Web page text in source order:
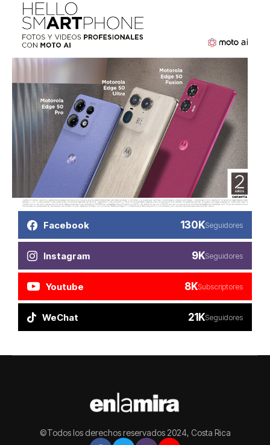
Facebook 130KSeguidores
Instagram 9KSeguidores
Youtube 8KSubscriptores
WeChat 21KSeguidores
©Todos los derechos reservados 2024, Costa Rica